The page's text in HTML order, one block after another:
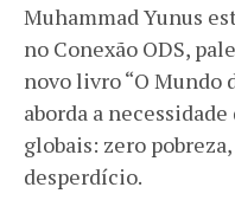
Muhammad Yunus
no Conexão ODS,
novo livro “O Mundo
aborda a
globais: zero
desperdício.